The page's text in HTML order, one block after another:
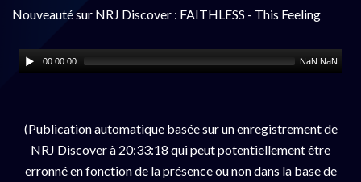
Nouveauté sur NRJ Discover : FAITHLESS - This Feeling
00:00:00 NaN:NaN
(Publication automatique basée sur un enregistrement de
NRJ Discover à 20:33:18 qui peut potentiellement être
erronné en fonction de la présence ou non dans la base de